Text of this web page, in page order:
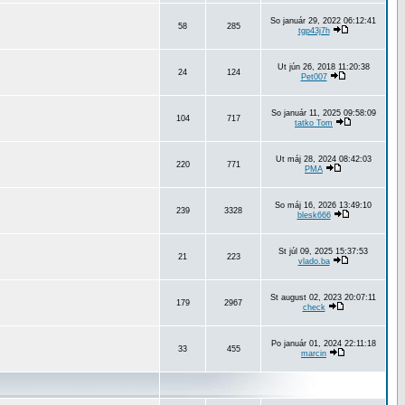
58 285
So január 29, 2022 06:12:41
tgp43j7h
24 124
Ut jún 26, 2018 11:20:38
Pet007
104 717
So január 11, 2025 09:58:09
tatko Tom
220 771
Ut máj 28, 2024 08:42:03
PMA
239 3328
So máj 16, 2026 13:49:10
blesk666
21 223
St júl 09, 2025 15:37:53
vlado.ba
179 2967
St august 02, 2023 20:07:11
check
33 455
Po január 01, 2024 22:11:18
marcin